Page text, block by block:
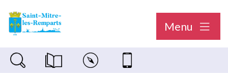
Menu
Recherche sur le siteMagazine municipal "Le Saint-Mitréen"
Carte interactiveNous contacter